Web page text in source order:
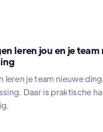
leren jou en je team
leren je team nieuwe
Daar is praktische